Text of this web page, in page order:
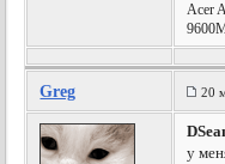
Acer
Greg 20
у